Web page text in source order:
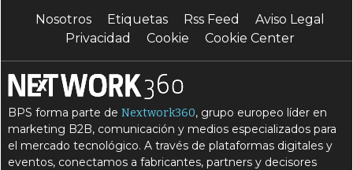
Nosotros Etiquetas Rss Feed
Aviso Legal
Privacidad
Cookie Cookie Center
BPS forma parte deNextwork360, grupo europeo líder en
marketing B2B, comunicación y medios especializados para
el mercado tecnológico. A través de plataformas digitales y
eventos, conectamos a fabricantes, partners y decisores